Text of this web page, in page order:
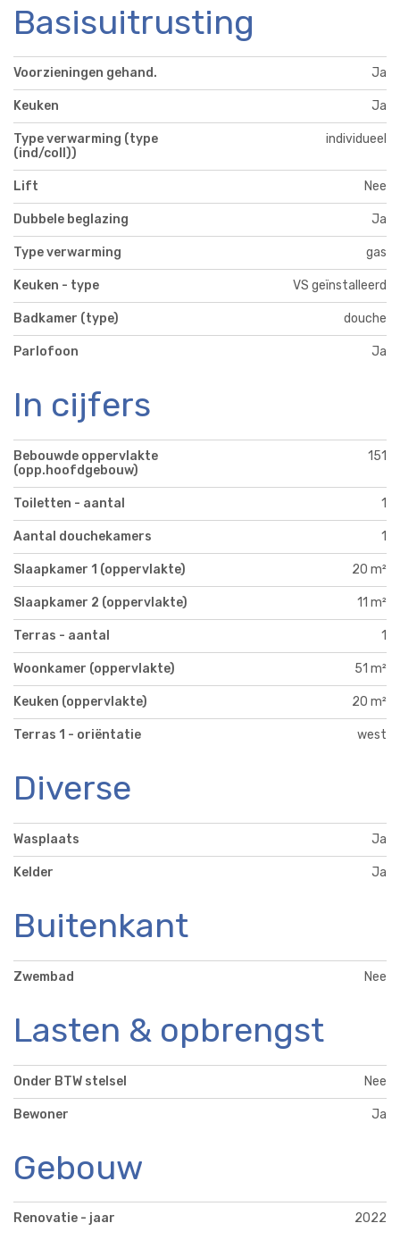
Basisuitrusting
Voorzieningen gehand. Ja
Keuken Ja
Type verwarming (type
(ind/coll))
individueel
Lift Nee
Dubbele beglazing Ja
Type verwarming gas
Keuken - type VS geïnstalleerd
Badkamer (type) douche
Parlofoon Ja
In cijfers
Bebouwde oppervlakte
(opp.hoofdgebouw)
151
Toiletten - aantal 1
Aantal douchekamers 1
Slaapkamer 1 (oppervlakte) 20 m²
Slaapkamer 2 (oppervlakte) 11 m²
Terras - aantal 1
Woonkamer (oppervlakte) 51 m²
Keuken (oppervlakte) 20 m²
Terras 1 - oriëntatie west
Diverse
Wasplaats Ja
Kelder Ja
Buitenkant
Zwembad Nee
Lasten & opbrengst
Onder BTW stelsel Nee
Bewoner Ja
Gebouw
Renovatie - jaar 2022